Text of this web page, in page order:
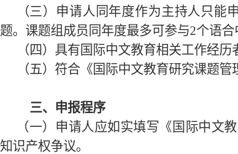
（三）申请人同年度作为主持人只能
题。课题组成员同年度最多可参与2个语合
（四）具有国际中文教育相关工作经历
（五）符合《国际中文教育研究课题
三、申报程序
（一）申请人应如实填写《国际中文
知识产权争议。